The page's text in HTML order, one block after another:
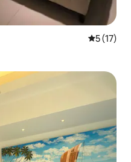
5 av 5 i
5 (17)